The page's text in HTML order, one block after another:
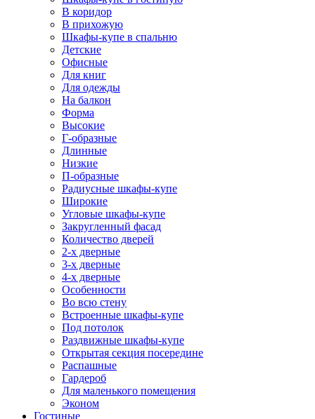
В коридор
В прихожую
Шкафы-купе в спальню
Детские
Офисные
Для книг
Для одежды
На балкон
Форма
Высокие
Г-образные
Длинные
Низкие
П-образные
Радиусные шкафы-купе
Широкие
Угловые шкафы-купе
Закругленный фасад
Количество дверей
2-х дверные
3-х дверные
4-х дверные
Особенности
Во всю стену
Встроенные шкафы-купе
Под потолок
Раздвижные шкафы-купе
Открытая секция посередине
Распашные
Гардероб
Для маленького помещения
Эконом
Гостиные